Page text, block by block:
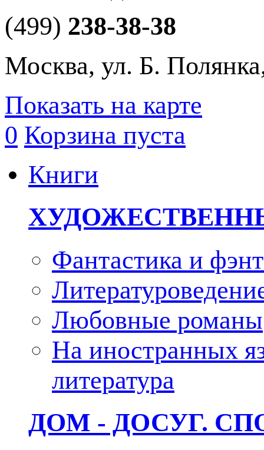
(499) 238-38-38
Москва, ул. Б.
Показать на карте
0 Корзина пуста
Книги
Фантастика и
Любовные романы
На иностранных
литература
ДОМ - ДОСУГ.